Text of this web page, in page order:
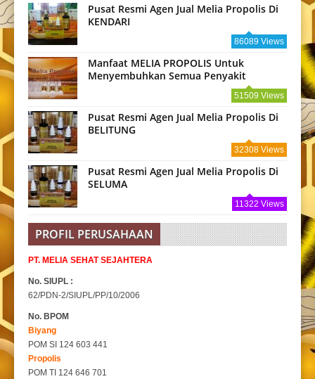
Pusat Resmi Agen Jual Melia Propolis Di
KENDARI
86089 Views
Manfaat MELIA PROPOLIS Untuk
Menyembuhkan Semua Penyakit
51509 Views
Pusat Resmi Agen Jual Melia Propolis Di
BELITUNG
32308 Views
Pusat Resmi Agen Jual Melia Propolis Di
SELUMA
11322 Views
PROFIL PERUSAHAAN
PT. MELIA SEHAT SEJAHTERA
No. SIUPL :
62/PDN-2/SIUPL/PP/10/2006
No. BPOM
Biyang
POM SI 124 603 441
Propolis
POM TI 124 646 701